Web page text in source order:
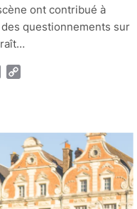
ont contribué à
questionnements sur
Email